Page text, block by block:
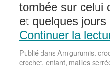
tombée sur celui
et quelques
Continuer la
Publié dansAmigurumis,
crochet, enfant, mailles